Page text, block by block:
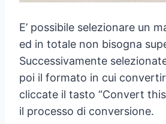
E’ possibile selezionare un
ed in totale non bisogna
Successivamente
poi il formato in cui
cliccate il tasto “Convert
il processo di conversione.